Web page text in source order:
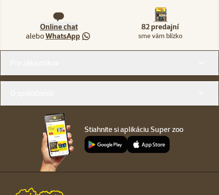
Online chat
aleboWhatsApp
82 predajní
sme vám blízko
Stiahnite si aplikáciu Super zoo